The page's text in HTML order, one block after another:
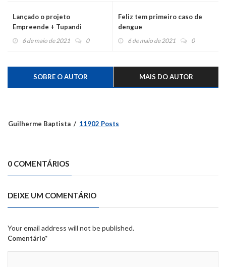
Lançado o projeto
Empreende + Tupandi
6 de maio de 2021 0
Feliz tem primeiro caso de
dengue
6 de maio de 2021 0
SOBRE O AUTOR MAIS DO AUTOR
Guilherme Baptista 11902 Posts
0 COMENTÁRIOS
DEIXE UM COMENTÁRIO
Your email address will not be published.
Comentário*